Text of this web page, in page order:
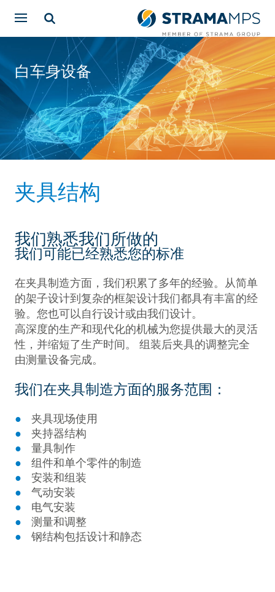
白车身设备
夹具结构
我们熟悉我们所做的
我们可能已经熟悉您的标准
在夹具制造方面，我们积累了多年的经验。从简单
的架子设计到复杂的框架设计我们都具有丰富的经
验。您也可以自行设计或由我们设计。
高深度的生产和现代化的机械为您提供最大的灵活
性，并缩短了生产时间。 组装后夹具的调整完全
由测量设备完成。
我们在夹具制造方面的服务范围：
夹具现场使用
夹持器结构
量具制作
组件和单个零件的制造
安装和组装
气动安装
电气安装
测量和调整
钢结构包括设计和静态